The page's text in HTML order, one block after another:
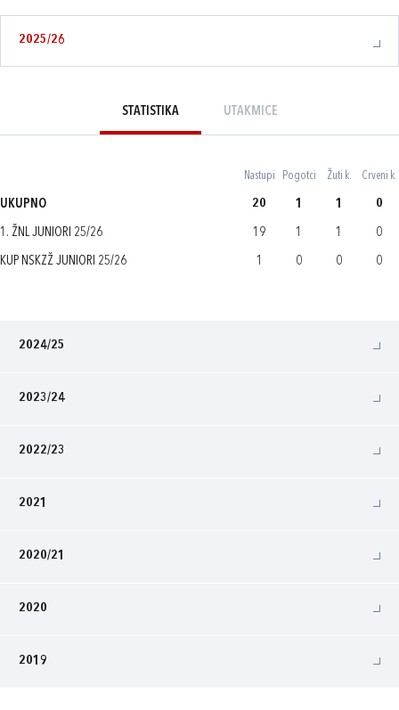
2025/26
STATISTIKA UTAKMICE
Nastupi Pogotci Žuti k. Crveni k.
UKUPNO 20 1 1 0
1. ŽNL JUNIORI 25/26 19 1 1 0
KUP NSKZŽ JUNIORI 25/26 1 0 0 0
2024/25
2023/24
2022/23
2021
2020/21
2020
2019